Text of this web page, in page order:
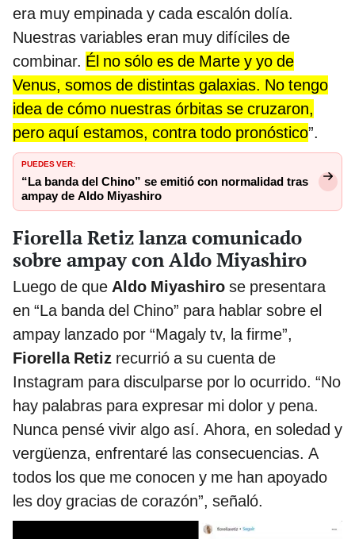
era muy empinada y cada escalón dolía.
Nuestras variables eran muy difíciles de
combinar. Él no sólo es de Marte y yo de
Venus, somos de distintas galaxias. No tengo
idea de cómo nuestras órbitas se cruzaron,
pero aquí estamos, contra todo pronóstico”.
PUEDES VER:
“La banda del Chino” se emitió con normalidad tras
ampay de Aldo Miyashiro
Fiorella Retiz lanza comunicado
sobre ampay con Aldo Miyashiro
Luego de que Aldo Miyashiro se presentara
en “La banda del Chino” para hablar sobre el
ampay lanzado por “Magaly tv, la firme”,
Fiorella Retiz recurrió a su cuenta de
Instagram para disculparse por lo ocurrido. “No
hay palabras para expresar mi dolor y pena.
Nunca pensé vivir algo así. Ahora, en soledad y
vergüenza, enfrentaré las consecuencias. A
todos los que me conocen y me han apoyado
les doy gracias de corazón”, señaló.